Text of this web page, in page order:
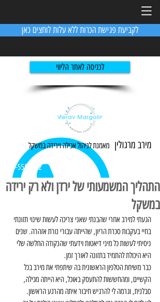
לקביעת פגישת הכרות ללא עלות לוחצים כאן
לכניסה לאתר הליווי
מירב מרגולין מאמנת לניהול אכילה וירידהבמשקל
054-5551982
התהליך המשמעותי של ירדן ולא רק ירידה
במשקל
הגעתי למירב אחרי שהבנתי שאני צריכה לעשות שינוי תזונתי
בחיי בעקבות סכרת הריון, שהייתה עבורי נורת אזהרה. שנים
ניסיתי לעשות כל מיני דיאטות וידעתי שהנקודה החלשה שלי
היא היכולת להתמיד בתזונה לאורך זמן.
כבר משיחת הטלפון הראשונית בה שיתפתי את מירב בכל
הקשיים, ומהחששות להתעסק באוכל, היא הייתה מכילה,
סבלנית, וגרמה לי להרגיש חיבור איתה מהרגע הראשון.